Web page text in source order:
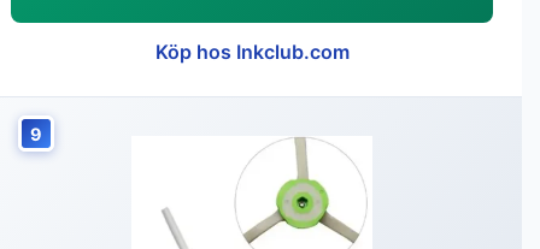
Köp hos Inkclub.com
9